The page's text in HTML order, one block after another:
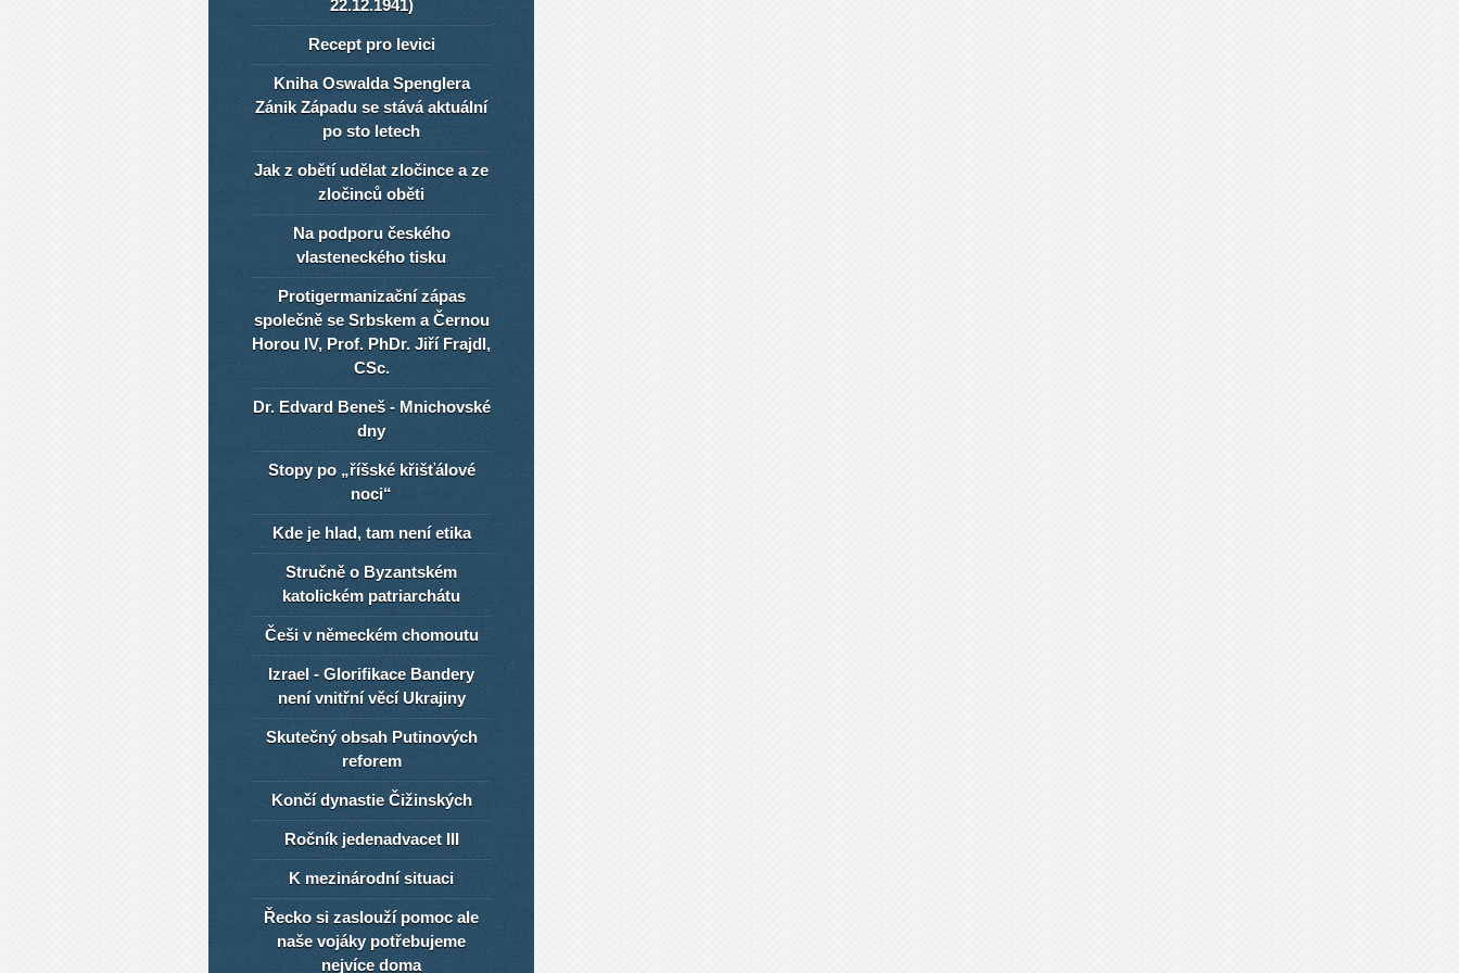
22.12.1941)
Recept pro levici
Kniha Oswalda Spenglera
Zánik Západu se stává aktuální
po sto letech
Jak z obětí udělat zločince a ze
zločinců oběti
Na podporu českého
vlasteneckého tisku
Protigermanizační zápas
společně se Srbskem a Černou
Horou IV, Prof. PhDr. Jiří Frajdl,
CSc.
Dr. Edvard Beneš - Mnichovské
dny
Stopy po „říšské křišťálové
noci“
Kde je hlad, tam není etika
Stručně o Byzantském
katolickém patriarchátu
Češi v německém chomoutu
Izrael - Glorifikace Bandery
není vnitřní věcí Ukrajiny
Skutečný obsah Putinových
reforem
Končí dynastie Čižinských
Ročník jedenadvacet III
K mezinárodní situaci
Řecko si zaslouží pomoc ale
naše vojáky potřebujeme
nejvíce doma